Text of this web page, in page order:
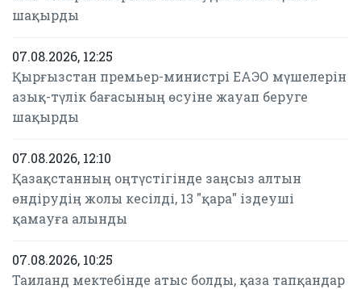
шақырды
07.08.2026, 12:25
Қырғызстан премьер-министрі ЕАЭО мүшелерін
азық-түлік бағасының өсуіне жауап беруге
шақырды
07.08.2026, 12:10
Қазақстанның оңтүстігінде заңсыз алтын
өндірудің жолы кесілді, 13 "қара" іздеуші
қамауға алынды
07.08.2026, 10:25
Таиланд мектебінде атыс болды, қаза тапқандар